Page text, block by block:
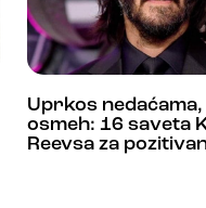
Uprkos nedaćama,
osmeh: 16 saveta
Reevsa za